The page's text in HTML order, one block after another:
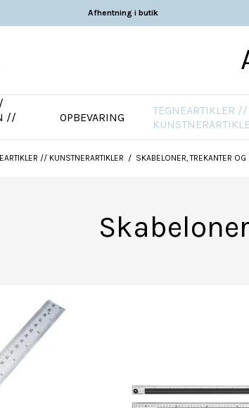
Afhentning i butik
//
OPBEVARING
TEGNEARTIKLER //
// KUNSTNERARTIKLER / SKABELONER, TREKANTER OG